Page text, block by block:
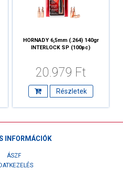
HORNADY 6,5mm (.264) 140gr
INTERLOCK SP (100pc)
20.979 Ft
Részletek
INFORMÁCIÓK
ÁSZF